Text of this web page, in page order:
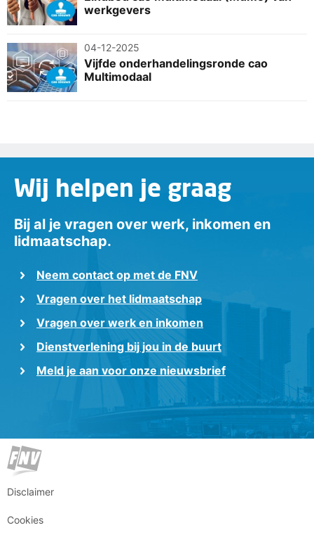
werkgevers
04-12-2025
Vijfde onderhandelingsronde cao
Multimodaal
Wij helpen je graag
Bij al je vragen over werk, inkomen en
lidmaatschap.
Neem contact op met de FNV
Vragen over het lidmaatschap
Vragen over werk en inkomen
Dienstverlening bij jou in de buurt
Meld je aan voor onze nieuwsbrief
Disclaimer
Cookies